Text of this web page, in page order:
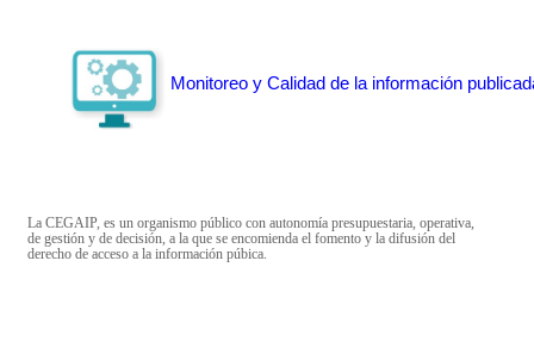
Monitoreo y Calidad de la información
La CEGAIP, es un organismo público con autonomía presupuestaria, operativa,
de gestión y de decisión, a la que se encomienda el fomento y la difusión del
derecho de acceso a la información púbica.